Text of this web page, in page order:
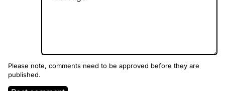
Please note, comments need to be approved before they are
published.